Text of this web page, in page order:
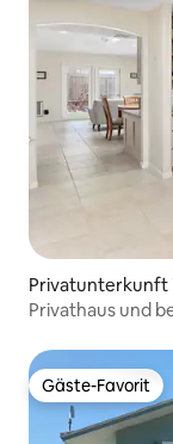
Privatunterkunft
Privathaus und
Gäste-Favorit
Gäste-Favorit